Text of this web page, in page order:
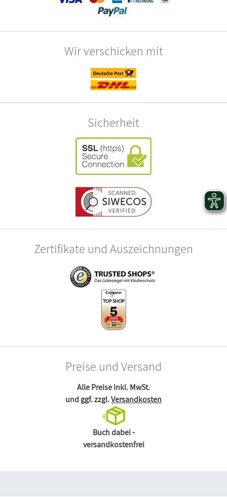
Wir verschicken mit
Sicherheit
Zertifikate und Auszeichnungen
Preise und Versand
Alle Preise inkl. MwSt.
und ggf. zzgl.Versandkosten
Buch dabei -
versandkostenfrei